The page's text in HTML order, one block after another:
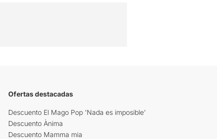
Ofertas destacadas
Descuento El Mago Pop 'Nada es imposible'
Descuento Ànima
Descuento Mamma mia